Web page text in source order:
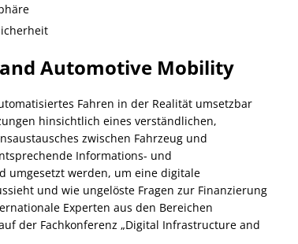
Automotive Mobility
Fahren in der Realität umsetzbar
hinsichtlich eines verständlichen,
zwischen Fahrzeug und
Informations- und
umgesetzt werden, um eine digitale
und wie ungelöste Fragen zur Finanzierung
Experten aus den Bereichen
der Fachkonferenz „Digital Infrastructure and